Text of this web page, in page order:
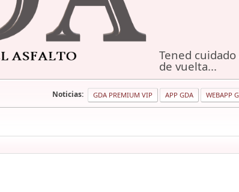
Tened
de vuelta...
Noticias: GDA PREMIUM VIP APP GDA WEBAPP